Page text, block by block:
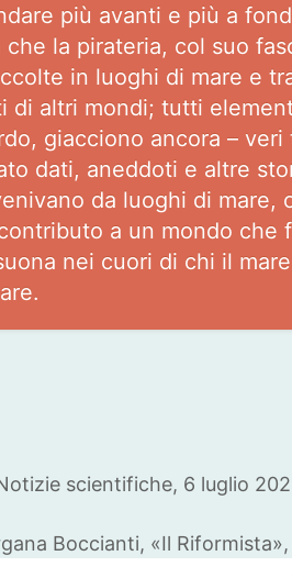
più avanti e più a
la pirateria, col suo
in luoghi di mare e
altri mondi; tutti
giacciono ancora –
dati, aneddoti e altre
da luoghi di
a un mondo
nei cuori di chi il
scientifiche, 6 luglio
Boccianti, «Il